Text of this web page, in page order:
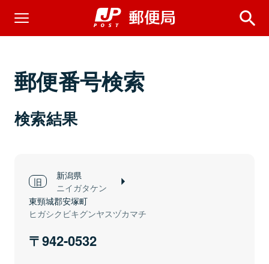
郵便番号検索
検索結果
新潟県
ニイガタケン
東頸城郡安塚町
ヒガシクビキグンヤスヅカマチ
942-0532